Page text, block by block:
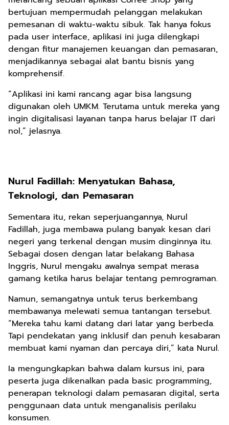
bertujuan mempermudah pelanggan melakukan
pemesanan di waktu-waktu sibuk. Tak hanya fokus
pada user interface, aplikasi ini juga dilengkapi
dengan fitur manajemen keuangan dan pemasaran,
menjadikannya sebagai alat bantu bisnis yang
komprehensif.
“Aplikasi ini kami rancang agar bisa langsung
digunakan oleh UMKM. Terutama untuk mereka yang
ingin digitalisasi layanan tanpa harus belajar IT dari
nol,” jelasnya.
Nurul Fadillah: Menyatukan Bahasa,
Teknologi, dan Pemasaran
Sementara itu, rekan seperjuangannya, Nurul
Fadillah, juga membawa pulang banyak kesan dari
negeri yang terkenal dengan musim dinginnya itu.
Sebagai dosen dengan latar belakang Bahasa
Inggris, Nurul mengaku awalnya sempat merasa
gamang ketika harus belajar tentang pemrograman.
Namun, semangatnya untuk terus berkembang
membawanya melewati semua tantangan tersebut.
“Mereka tahu kami datang dari latar yang berbeda.
Tapi pendekatan yang inklusif dan penuh kesabaran
membuat kami nyaman dan percaya diri,” kata Nurul.
Ia mengungkapkan bahwa dalam kursus ini, para
peserta juga dikenalkan pada basic programming,
penerapan teknologi dalam pemasaran digital, serta
penggunaan data untuk menganalisis perilaku
konsumen.